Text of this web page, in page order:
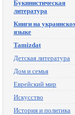
Букинистическая
литература
Книги на
языке
Tamizdat
Детская литература
Дом и семья
Еврейский мир
Искусство
История и политика